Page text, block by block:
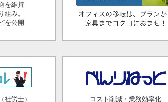
を維持
組み。
を公開
社労士） コスト削減・業務効率化